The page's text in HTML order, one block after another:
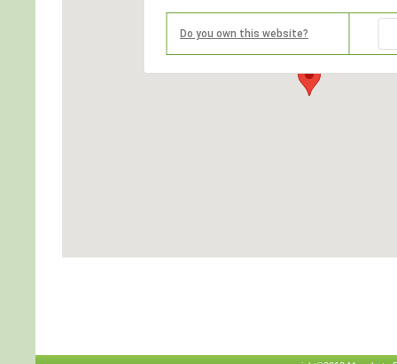
Do you own this website?